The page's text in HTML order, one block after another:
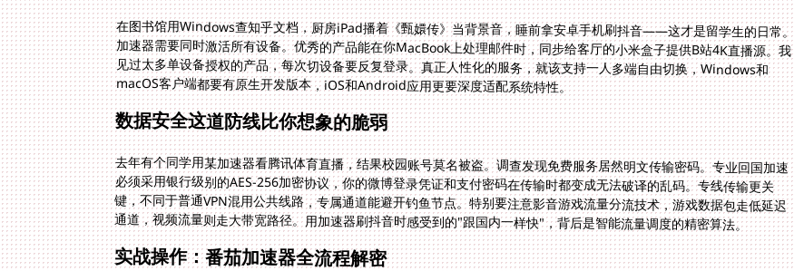
在图书馆用Windows查知乎文档，厨房iPad播着《甄嬛传》当背景音，睡前拿安卓手机刷抖音——这才是留学生的日常。
加速器需要同时激活所有设备。优秀的产品能在你MacBook上处理邮件时，同步给客厅的小米盒子提供B站4K直播源。我
见过太多单设备授权的产品，每次切设备要反复登录。真正人性化的服务，就该支持一人多端自由切换，Windows和
macOS客户端都要有原生开发版本，iOS和Android应用更要深度适配系统特性。
数据安全这道防线比你想象的脆弱
去年有个同学用某加速器看腾讯体育直播，结果校园账号莫名被盗。调查发现免费服务居然明文传输密码。专业回国加速
必须采用银行级别的AES-256加密协议，你的微博登录凭证和支付密码在传输时都变成无法破译的乱码。专线传输更关
键，不同于普通VPN混用公共线路，专属通道能避开钓鱼节点。特别要注意影音游戏流量分流技术，游戏数据包走低延迟
通道，视频流量则走大带宽路径。用加速器刷抖音时感受到的"跟国内一样快"，背后是智能流量调度的精密算法。
实战操作：番茄加速器全流程解密